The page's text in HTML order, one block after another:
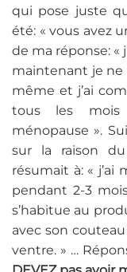
qui pose juste
été: « vous avez
de ma réponse: «
maintenant je ne
même et j’ai
tous les mois
ménopause ».
sur la raison
résumait à: « j’ai
pendant 2-3
s’habitue au
avec son
ventre. » …